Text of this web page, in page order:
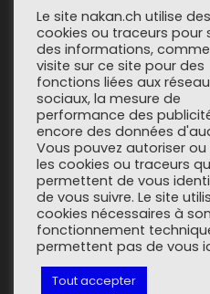
les détails
anthodansMettre en place
plateforme sportive
SoCorsudans Garmin
détails
greg (nakan)dansGarmin
tous les détails
Le site nakan.ch utilise des
cookies ou traceurs pour
des informations,
visite sur ce site pour des
fonctions liées aux
sociaux, la mesure de
performance des
encore des données
Vous pouvez autoriser ou
les cookies ou traceurs
permettent de vous
de vous suivre. Le site
cookies nécessaires à son
fonctionnement
permettent pas de vous
Tout accepter